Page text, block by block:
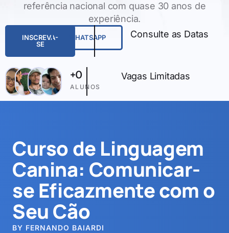
referência nacional com quase 30 anos de
experiência.
INSCREVA-
SE
WHATSAPP Consulte as Datas
ALUNOS
+0 Vagas Limitadas
Curso de Linguagem
Canina: Comunicar-
se Eficazmente com o
Seu Cão
BY FERNANDO BAIARDI